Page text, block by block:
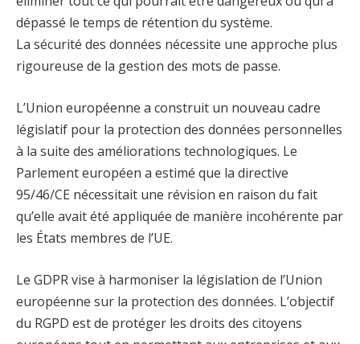
dépassé le temps de rétention du système.
La sécurité des données nécessite une approche plus
rigoureuse de la gestion des mots de passe.
L’Union européenne a construit un nouveau cadre
législatif pour la protection des données personnelles
à la suite des améliorations technologiques. Le
Parlement européen a estimé que la directive
95/46/CE nécessitait une révision en raison du fait
qu’elle avait été appliquée de manière incohérente par
les États membres de l’UE.
Le GDPR vise à harmoniser la législation de l’Union
européenne sur la protection des données. L’objectif
du RGPD est de protéger les droits des citoyens